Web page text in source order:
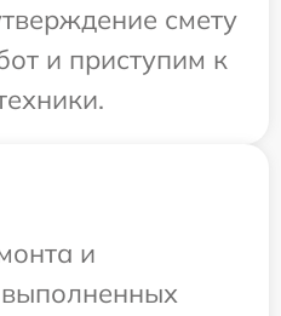
смету
и приступим к
и